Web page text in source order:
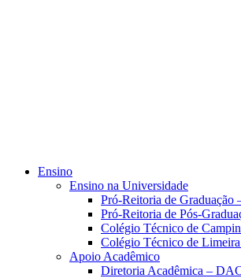
Ensino
Ensino na Universidade
Pró-Reitoria de Graduação
Pró-Reitoria de Pós-
Colégio Técnico de
Colégio Técnico de
Apoio Acadêmico
Diretoria Acadêmica –